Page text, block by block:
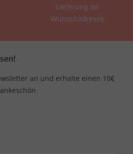
Lieferung an
Wunschadresse
an und erhalte einen 10€